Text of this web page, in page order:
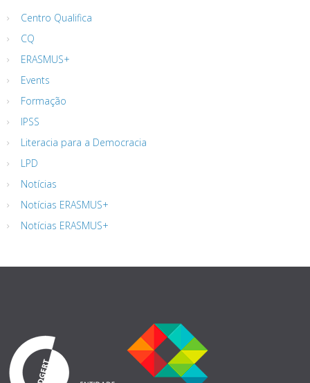
Centro Qualifica
CQ
ERASMUS+
Events
Formação
IPSS
Literacia para a Democracia
LPD
Notícias
Notícias ERASMUS+
Notícias ERASMUS+